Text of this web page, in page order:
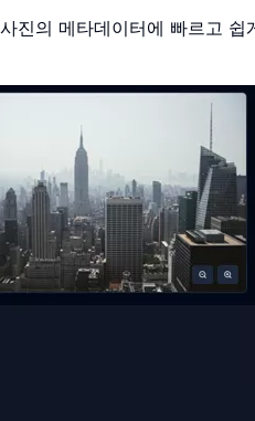
진의 메타데이터에 빠르고